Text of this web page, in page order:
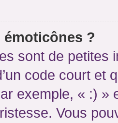
?
sont de petites
code court et
exemple, « :) »
Vous